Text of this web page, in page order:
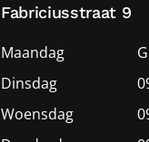
Fabriciusstraat 9
Maandag
Dinsdag
Woensdag